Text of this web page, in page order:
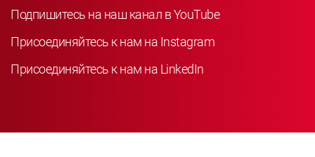
Подпишитесь на наш канал в YouTube
Присоединяйтесь к нам на Instagram
Присоединяйтесь к нам на LinkedIn